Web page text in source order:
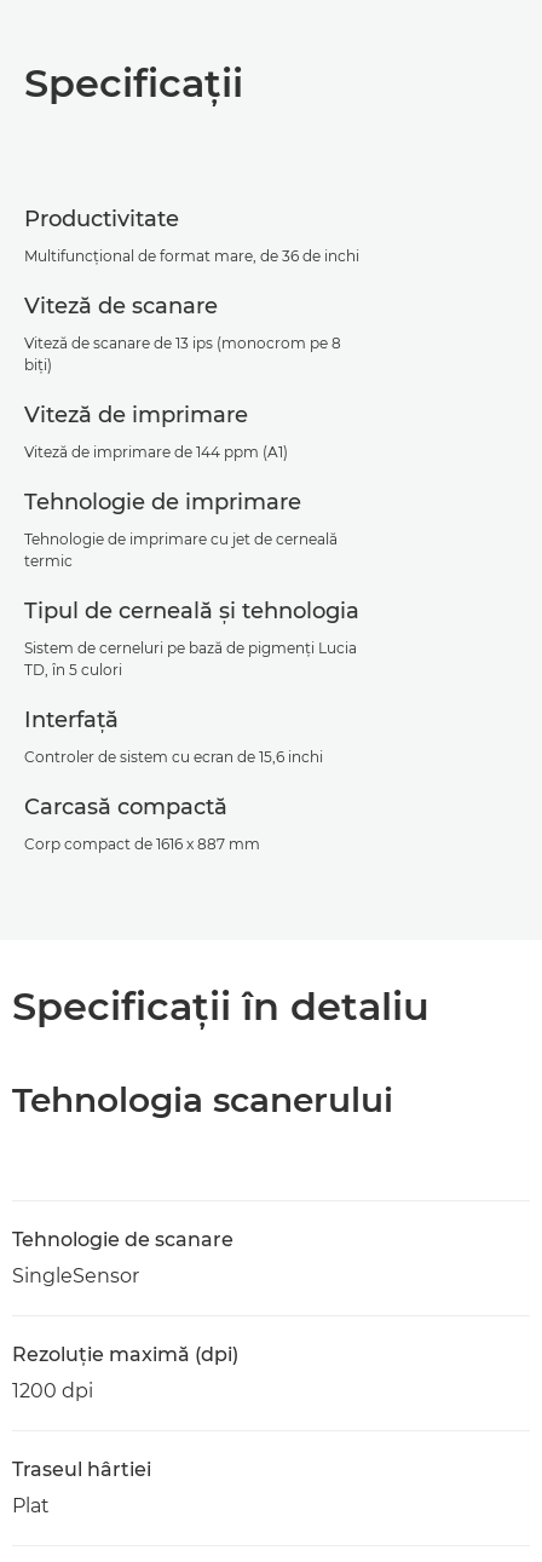
Specificaţii
Descărcare PDF
Specificaţii
Productivitate
Multifuncţional de format mare, de 36 de inchi
Viteză de scanare
Viteză de scanare de 13 ips (monocrom pe 8
biţi)
Viteză de imprimare
Viteză de imprimare de 144 ppm (A1)
Tehnologie de imprimare
Tehnologie de imprimare cu jet de cerneală
termic
Tipul de cerneală şi tehnologia
Sistem de cerneluri pe bază de pigmenţi Lucia
TD, în 5 culori
Interfaţă
Controler de sistem cu ecran de 15,6 inchi
Carcasă compactă
Corp compact de 1616 x 887 mm
Specificaţii în detaliu
Tehnologia scanerului
Tehnologie de scanare
SingleSensor
Rezoluţie maximă (dpi)
1200 dpi
Traseul hârtiei
Plat